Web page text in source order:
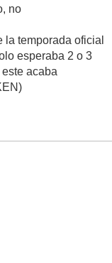
no
temporada oficial
esperaba 2 o 3
acaba